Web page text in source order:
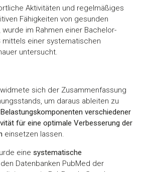
Aktivitäten und regelmäßiges
Fähigkeiten von gesunden
im Rahmen einer Bachelor-
mittels einer systematischen
untersucht.
sich der Zusammenfassung
um daraus ableiten zu
Belastungskomponenten verschiedener
für eine optimale Verbesserung der
einsetzen lassen.
einesystematische
Datenbanken PubMed der